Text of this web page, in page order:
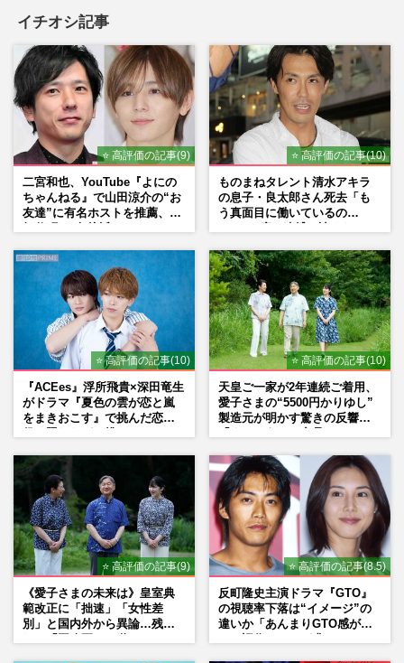
イチオシ記事
⭐ 高評価の記事(9)
二宮和也、YouTube『よにの
ちゃんねる』で山田涼介の“お
友達”に有名ホストを推薦、歌
⭐ 高評価の記事(10)
ものまねタレント清水アキラ
の息子・良太郎さん死去「も
う真面目に働いているの
⭐ 高評価の記事(10)
『ACEes』浮所飛貴×深田竜生
がドラマ『夏色の雲が恋と嵐
をまきおこす』で挑んだ恋人
⭐ 高評価の記事(10)
天皇ご一家が2年連続ご着用、
愛子さまの“5500円かりゆし”
製造元が明かす驚きの反響
⭐ 高評価の記事(9)
《愛子さまの未来は》皇室典
範改正に「拙速」「女性差
別」と国内外から異論…残さ
⭐ 高評価の記事(8.5)
反町隆史主演ドラマ『GTO』
の視聴率下落は“イメージ”の
違いか「あんまりGTO感がな